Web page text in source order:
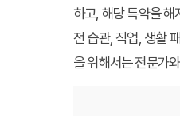
하고, 해당 특약을
전 습관, 직업, 생활
을 위해서는 전문가